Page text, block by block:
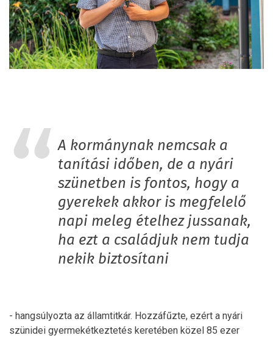
A kormánynak nemcsak a
tanítási időben, de a nyári
szünetben is fontos, hogy a
gyerekek akkor is megfelelő
napi meleg ételhez jussanak,
ha ezt a családjuk nem tudja
nekik biztosítani
- hangsúlyozta az államtitkár. Hozzáfűzte, ezért a nyári
szünidei gyermekétkeztetés keretében közel 85 ezer